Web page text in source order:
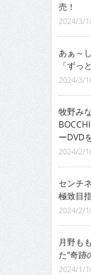
売！
2024/3/
あぁ～
「ずっ
2024/3/
牧野み
ーDVD
2024/2/
センチ
極致目
2024/2/
月野も
た“奇跡
2024/1/